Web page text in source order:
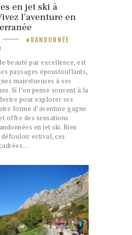
en jet ski à
l’aventure en
RANDONNÉE
beauté par excellence, est
paysages époustouflants,
majestueuses à ses
Si l’on pense souvent à la
pour explorer ses
forme d’aventure gagne
offre des sensations
en jet ski. Bien
estival, ces